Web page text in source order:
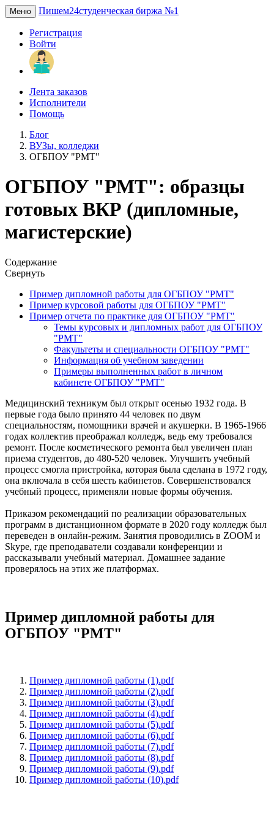
Меню Пишем24студенческая биржа №1
Регистрация
Войти
Лента заказов
Исполнители
Помощь
Блог
ВУЗы, колледжи
ОГБПОУ "РМТ"
ОГБПОУ "РМТ": образцы
готовых ВКР (дипломные,
магистерские)
Содержание
Свернуть
Пример дипломной работы для ОГБПОУ "РМТ"
Пример курсовой работы для ОГБПОУ "РМТ"
Пример отчета по практике для ОГБПОУ "РМТ"
Темы курсовых и дипломных работ для ОГБПОУ
"РМТ"
Факультеты и специальности ОГБПОУ "РМТ"
Информация об учебном заведении
Примеры выполненных работ в личном
кабинете ОГБПОУ "РМТ"
Медицинский техникум был открыт осенью 1932 года. В
первые года было принято 44 человек по двум
специальностям, помощники врачей и акушерки. В 1965-1966
годах коллектив преображал колледж, ведь ему требовался
ремонт. После косметического ремонта был увеличен план
приема студентов, до 480-520 человек. Улучшить учебный
процесс смогла пристройка, которая была сделана в 1972 году,
она включала в себя шесть кабинетов. Совершенствовался
учебный процесс, применяли новые формы обучения.
Приказом рекомендаций по реализации образовательных
программ в дистанционном формате в 2020 году колледж был
переведен в онлайн-режим. Занятия проводились в ZOOM и
Skype, где преподаватели создавали конференции и
рассказывали учебный материал. Домашнее задание
проверялось на этих же платформах.
Пример дипломной работы для
ОГБПОУ "РМТ"
Пример дипломной работы (1).pdf
Пример дипломной работы (2).pdf
Пример дипломной работы (3).pdf
Пример дипломной работы (4).pdf
Пример дипломной работы (5).pdf
Пример дипломной работы (6).pdf
Пример дипломной работы (7).pdf
Пример дипломной работы (8).pdf
Пример дипломной работы (9).pdf
Пример дипломной работы (10).pdf